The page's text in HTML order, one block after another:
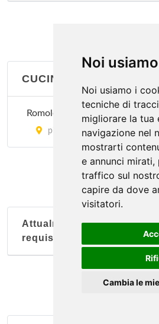
Noi
Noi usiamo i
tecniche di
migliorare la tua
navigazione nel
mostrarti
e annunci mirati,
traffico sul
capire da dove
visitatori.
Cambia le
CUCINA LAZIALE
Romoletto
piazza della Repubblica 6,
Attualmente nessun
requisiti